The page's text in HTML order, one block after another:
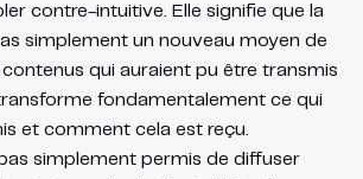
contre-intuitive. Elle signifie que la
simplement un nouveau moyen de
qui auraient pu être transmis
fondamentalement ce qui
et comment cela est reçu.
pas simplement permis de diffuser